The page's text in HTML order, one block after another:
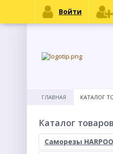
ГЛАВНАЯ КАТАЛОГ
Каталог товаров
Саморезы
Войти